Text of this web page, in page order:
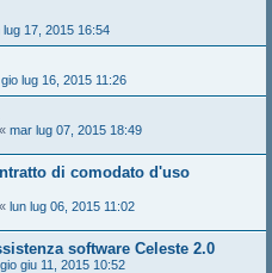
lug 17, 2015 16:54
gio lug 16, 2015 11:26
« mar lug 07, 2015 18:49
di comodato d'uso
« lun lug 06, 2015 11:02
software Celeste 2.0
gio giu 11, 2015 10:52